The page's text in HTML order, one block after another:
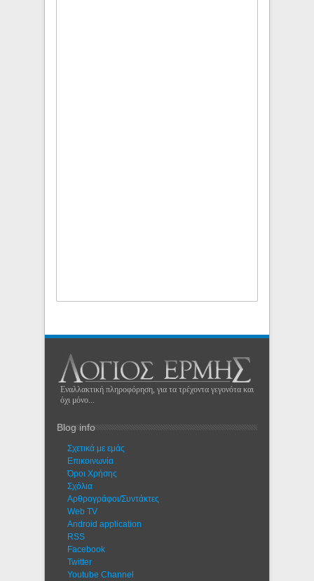
Εναλλακτική πληροφόρηση, για τα τρέχοντα γεγονότα και
όχι μόνο...
Blog info
Σχετικά με εμάς
Eπικοινωνία
Όροι Χρήσης
Σχόλια
Αρθρογράφοι/Συντάκτες
Web TV
Android application
RSS
Facebook
Twitter
Youtube Channel